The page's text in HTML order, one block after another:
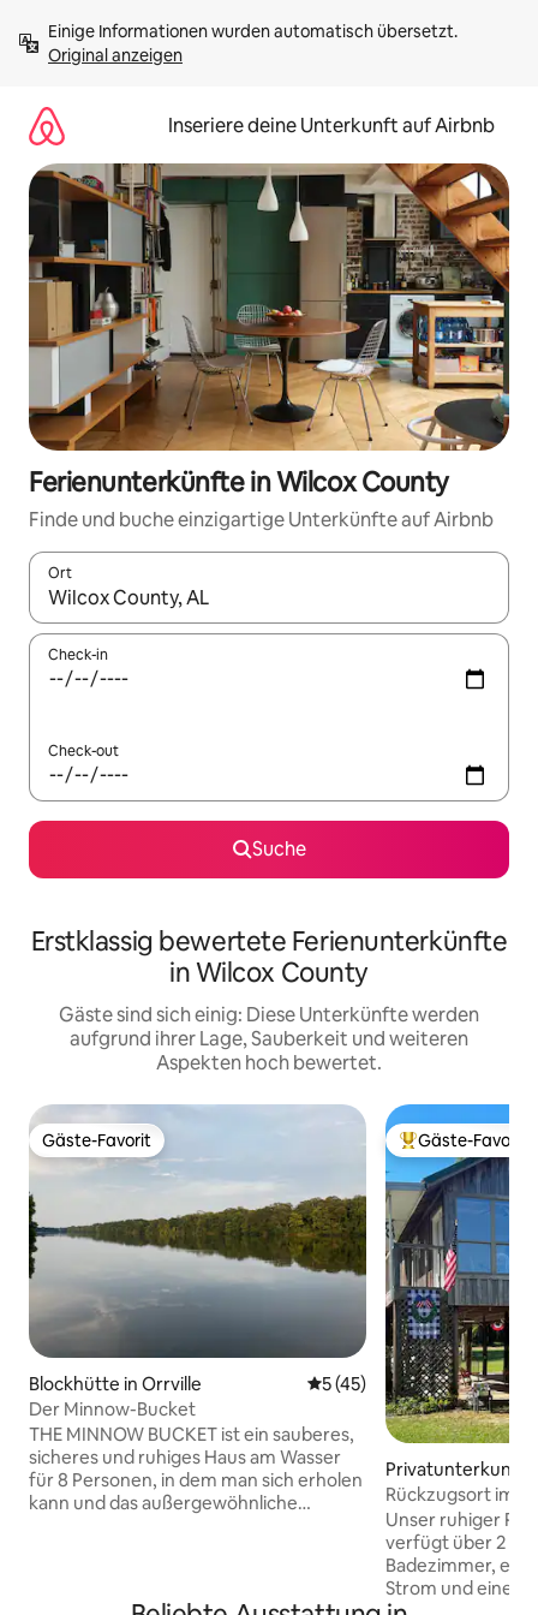
Inhalten
springenOriginal anzeigen
Inseriere deine Unterkunft auf Airbnb
Ferienunterkünfte in Wilcox County
Finde und buche einzigartige Unterkünfte auf Airbnb
Ort
Wenn Ergebnisse verfügbar sind, navigiere mit den
Check-in
Check-out
Suche
Erstklassig bewertete Ferienunterkünfte
in Wilcox County
Gäste sind sich einig: Diese Unterkünfte werden
aufgrund ihrer Lage, Sauberkeit und weiteren
Aspekten hoch bewertet.
Gäste-Favorit
Gäste-Favorit
Blockhütte in Orrville Durchschnittliche
5 (45)
Der Minnow-Bucket
THE MINNOW BUCKET ist ein sauberes,
sicheres und ruhiges Haus am Wasser
für 8 Personen, in dem man sich erholen
kann und das außergewöhnliche
Beliebter Gäste-
Gäste-Favorit
Privatunterkunft
Rückzugsort im
Unser ruhiger
verfügt über 2
Badezimmer,
Strom und eine